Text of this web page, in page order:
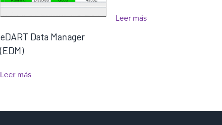
eDART Data Manager
(EDM)
Leer más
Leer más